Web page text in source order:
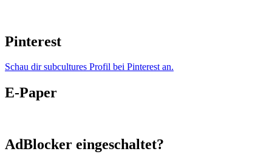
Pinterest
Schau dir subcultures Profil bei Pinterest an.
E-Paper
AdBlocker eingeschaltet?